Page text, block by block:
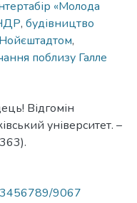
«Молода
, будівництво
,
поблизу Галле
Відгомін
університет. –
9067